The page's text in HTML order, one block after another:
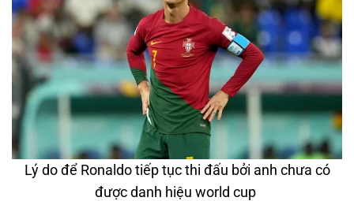
Lý do để Ronaldo tiếp tục thi đấu bởi anh chưa có
được danh hiệu world cup